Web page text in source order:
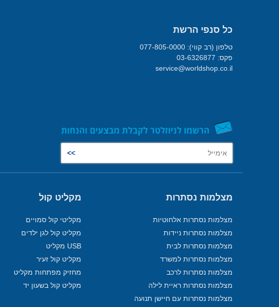
כל סנפי הרשת
טלפון (רב קווי): 077-805-0000
פקס: 03-6326877
service@worldshop.co.il
מצלמות נסתרות
מצלמות נסתרות אלחוטיות
מצלמות נסתרות ניידות
מצלמות נסתרות לבית
מצלמות נסתרות למשרד
מצלמות נסתרות לרכב
מצלמות נסתרות ראיית לילה
מצלמות נסתרות עם חיישן תנועה
מקליט קול
מקליטי קול סמויים
מקליט קול לגן ילדים
USB מקליט
מקליט קול זעיר
מחזיק מפתחות מקליט
מקליט קול בשעון יד